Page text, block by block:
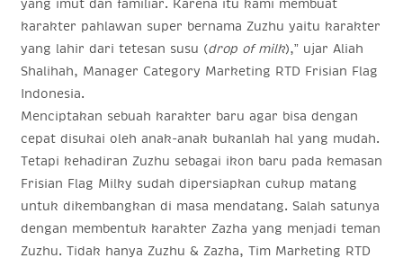
yang imut dan familiar. Karena itu kami membuat
karakter pahlawan super bernama Zuzhu yaitu karakter
yang lahir dari tetesan susu (drop of milk),” ujar Aliah
Shalihah, Manager Category Marketing RTD Frisian Flag
Indonesia.
Menciptakan sebuah karakter baru agar bisa dengan
cepat disukai oleh anak-anak bukanlah hal yang mudah.
Tetapi kehadiran Zuzhu sebagai ikon baru pada kemasan
Frisian Flag Milky sudah dipersiapkan cukup matang
untuk dikembangkan di masa mendatang. Salah satunya
dengan membentuk karakter Zazha yang menjadi teman
Zuzhu. Tidak hanya Zuzhu & Zazha, Tim Marketing RTD